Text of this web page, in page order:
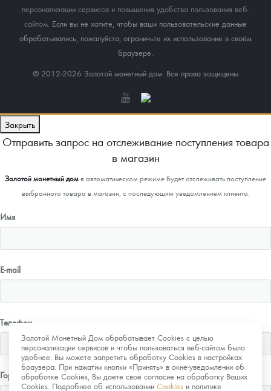
персонализации сервисов и повышения удобства пользования веб-
сайтом . Если вы не хотите, чтобы ваши пользовательские данные
обрабатывались, пожалуйста, ограничьте их использование в своём
браузере.
© 2012-2026 Золотой монетный дом. Все права защищены
Золотой Монетный Дом обрабатывает Cookies с целью
персонализации сервисов и чтобы пользоваться веб-сайтом было
удобнее. Вы можете запретить обработку Cookies в настройках
браузера. При нажатии кнопки «Принять» в окне-уведомлении об
обработке Cookies, Вы даете свое согласие на обработку Ваших
Cookies. Подробнее об использовании Cookies и политике
Закрыть
Отправить запрос на отслеживание поступления товара
в магазин
Золотой монетный домв автоматическом режиме будет отслеживать поступление
выбранного товара в магазин, с последующим уведомлением клиента.
Имя
E-mail
Телефон
Город